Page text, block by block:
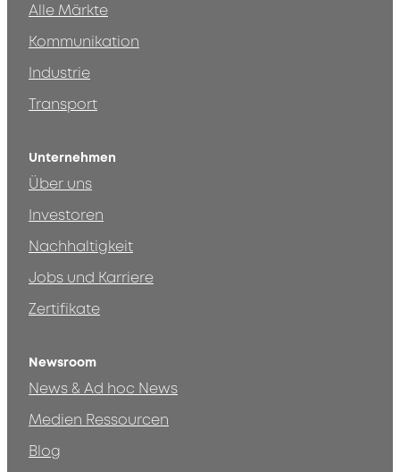
Alle Märkte
Kommunikation
Industrie
Transport
Unternehmen
Über uns
Investoren
Nachhaltigkeit
Jobs und Karriere
Zertifikate
Newsroom
News & Ad hoc News
Medien Ressourcen
Blog